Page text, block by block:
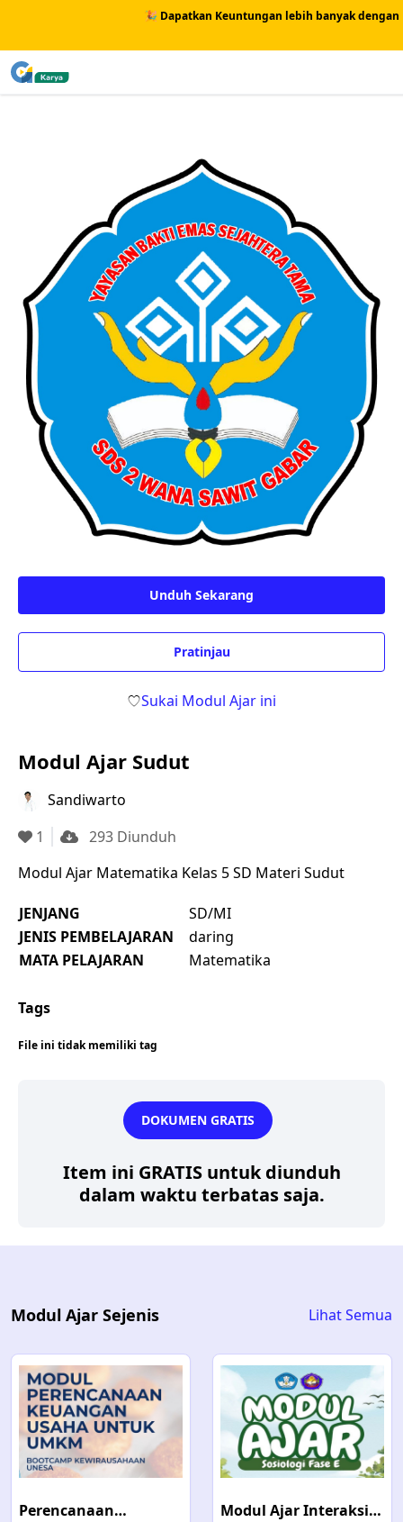
🎉 Dapatkan Keuntungan lebih banyak dengan
Unduh Sekarang
Pratinjau
Sukai Modul Ajar ini
Modul Ajar Sudut
Sandiwarto
1
293 Diunduh
Modul Ajar Matematika Kelas 5 SD Materi Sudut
JENJANG
SD/MI
JENIS PEMBELAJARAN
daring
MATA PELAJARAN
Matematika
Tags
File ini tidak memiliki tag
DOKUMEN GRATIS
Item ini GRATIS untuk diunduh
dalam waktu terbatas saja.
Modul Ajar Sejenis Lihat Semua
Perencanaan
Modul Ajar Interaksi